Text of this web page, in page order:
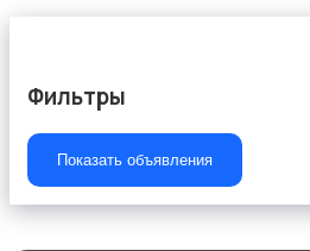
Фильтры
Показать объявления